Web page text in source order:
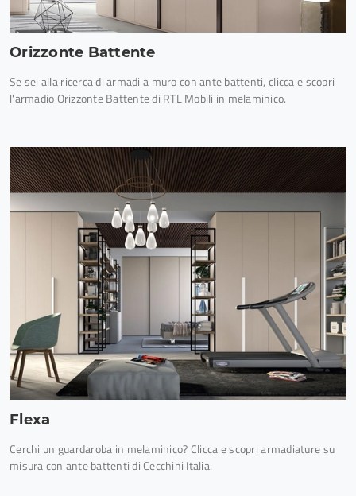
Orizzonte Battente
Se sei alla ricerca di armadi a muro con ante battenti, clicca e scopri
l'armadio Orizzonte Battente di RTL Mobili in melaminico.
Flexa
Cerchi un guardaroba in melaminico? Clicca e scopri armadiature su
misura con ante battenti di Cecchini Italia.